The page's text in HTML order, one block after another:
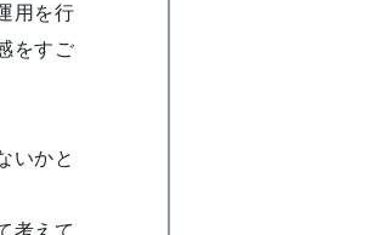
用を行
をすご
いかと
考えて